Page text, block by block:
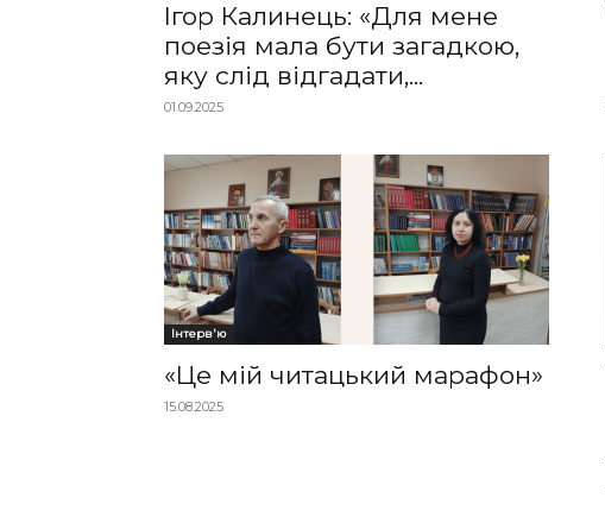
Ігор Калинець: «Для мене
поезія мала бути загадкою,
яку слід відгадати,...
01.09.2025
Інтерв'ю
«Це мій читацький марафон»
15.08.2025